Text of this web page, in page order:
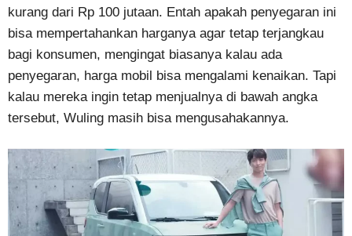
kurang dari Rp 100 jutaan. Entah apakah penyegaran ini
bisa mempertahankan harganya agar tetap terjangkau
bagi konsumen, mengingat biasanya kalau ada
penyegaran, harga mobil bisa mengalami kenaikan. Tapi
kalau mereka ingin tetap menjualnya di bawah angka
tersebut, Wuling masih bisa mengusahakannya.